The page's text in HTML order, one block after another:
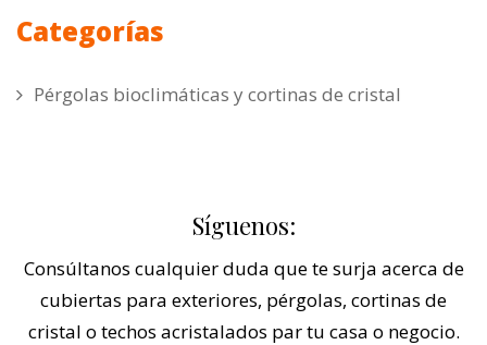
Categorías
Pérgolas bioclimáticas y cortinas de cristal
Síguenos:
Consúltanos cualquier duda que te surja acerca de
cubiertas para exteriores, pérgolas, cortinas de
cristal o techos acristalados par tu casa o negocio.